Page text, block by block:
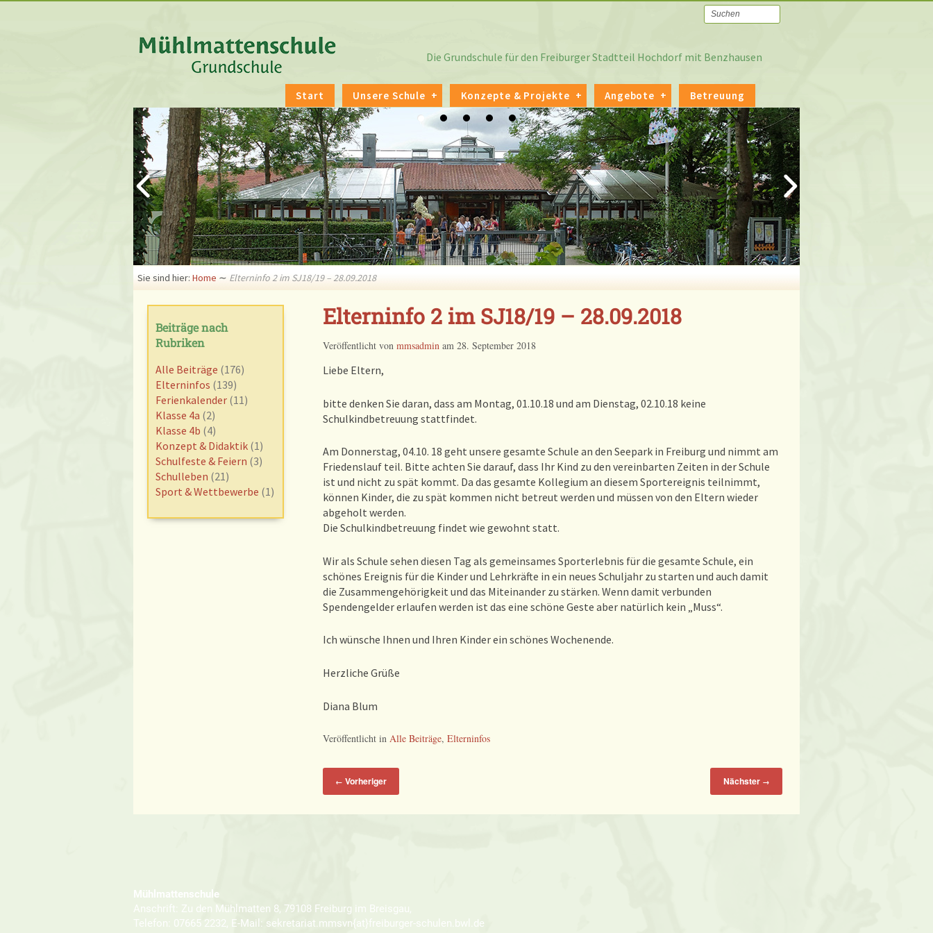
Die Grundschule für den Freiburger Stadtteil Hochdorf mit Benzhausen
Start Unsere Schule Konzepte & Projekte Angebote Betreuung
Sie sind hier: Home ∼ Elterninfo 2 im SJ18/19 – 28.09.2018
Elterninfo 2 im SJ18/19 – 28.09.2018
Veröffentlicht von mmsadminam 28. September 2018
Liebe Eltern,
bitte denken Sie daran, dass am Montag, 01.10.18 und am Dienstag, 02.10.18 keine
Schulkindbetreuung stattfindet.
Am Donnerstag, 04.10. 18 geht unsere gesamte Schule an den Seepark in Freiburg und nimmt am
Friedenslauf teil. Bitte achten Sie darauf, dass Ihr Kind zu den vereinbarten Zeiten in der Schule
ist und nicht zu spät kommt. Da das gesamte Kollegium an diesem Sportereignis teilnimmt,
können Kinder, die zu spät kommen nicht betreut werden und müssen von den Eltern wieder
abgeholt werden.
Die Schulkindbetreuung findet wie gewohnt statt.
Wir als Schule sehen diesen Tag als gemeinsames Sporterlebnis für die gesamte Schule, ein
schönes Ereignis für die Kinder und Lehrkräfte in ein neues Schuljahr zu starten und auch damit
die Zusammengehörigkeit und das Miteinander zu stärken. Wenn damit verbunden
Spendengelder erlaufen werden ist das eine schöne Geste aber natürlich kein „Muss“.
Ich wünsche Ihnen und Ihren Kinder ein schönes Wochenende.
Herzliche Grüße
Diana Blum
Veröffentlicht in Alle Beiträge, Elterninfos
← Vorheriger Nächster →
Beiträge nach
Rubriken
Alle Beiträge (176)
Elterninfos (139)
Ferienkalender(11)
Klasse 4a (2)
Klasse 4b (4)
Konzept & Didaktik(1)
Schulfeste & Feiern (3)
Schulleben (21)
Sport & Wettbewerbe (1)
Mühlmattenschule
Anschrift: Zu den Mühlmatten 8, 79108 Freiburg im Breisgau,
Telefon: 07665 2232, E-Mail: sekretariat.mmsvn{at}freiburger-schulen.bwl.de